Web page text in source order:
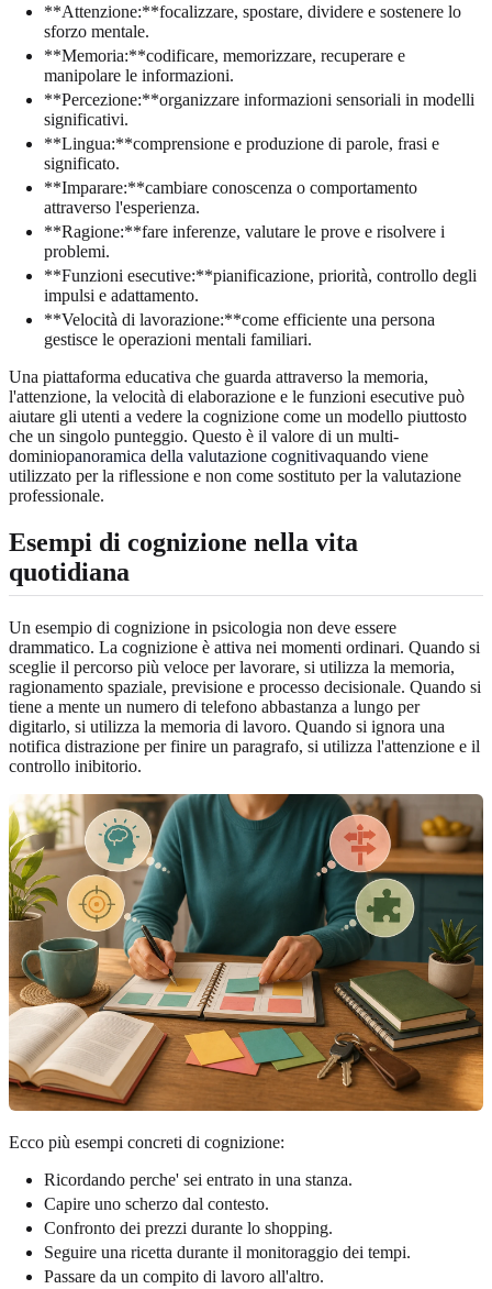
**Attenzione:**focalizzare, spostare, dividere e sostenere lo
sforzo mentale.
**Memoria:**codificare, memorizzare, recuperare e
manipolare le informazioni.
**Percezione:**organizzare informazioni sensoriali in modelli
significativi.
**Lingua:**comprensione e produzione di parole, frasi e
significato.
**Imparare:**cambiare conoscenza o comportamento
attraverso l'esperienza.
**Ragione:**fare inferenze, valutare le prove e risolvere i
problemi.
**Funzioni esecutive:**pianificazione, priorità, controllo degli
impulsi e adattamento.
**Velocità di lavorazione:**come efficiente una persona
gestisce le operazioni mentali familiari.
Una piattaforma educativa che guarda attraverso la memoria,
l'attenzione, la velocità di elaborazione e le funzioni esecutive può
aiutare gli utenti a vedere la cognizione come un modello piuttosto
che un singolo punteggio. Questo è il valore di un multi-
dominiopanoramica della valutazione cognitivaquando viene
utilizzato per la riflessione e non come sostituto per la valutazione
professionale.
Esempi di cognizione nella vita
quotidiana
Un esempio di cognizione in psicologia non deve essere
drammatico. La cognizione è attiva nei momenti ordinari. Quando si
sceglie il percorso più veloce per lavorare, si utilizza la memoria,
ragionamento spaziale, previsione e processo decisionale. Quando si
tiene a mente un numero di telefono abbastanza a lungo per
digitarlo, si utilizza la memoria di lavoro. Quando si ignora una
notifica distrazione per finire un paragrafo, si utilizza l'attenzione e il
controllo inibitorio.
Ecco più esempi concreti di cognizione:
Ricordando perche' sei entrato in una stanza.
Capire uno scherzo dal contesto.
Confronto dei prezzi durante lo shopping.
Seguire una ricetta durante il monitoraggio dei tempi.
Passare da un compito di lavoro all'altro.